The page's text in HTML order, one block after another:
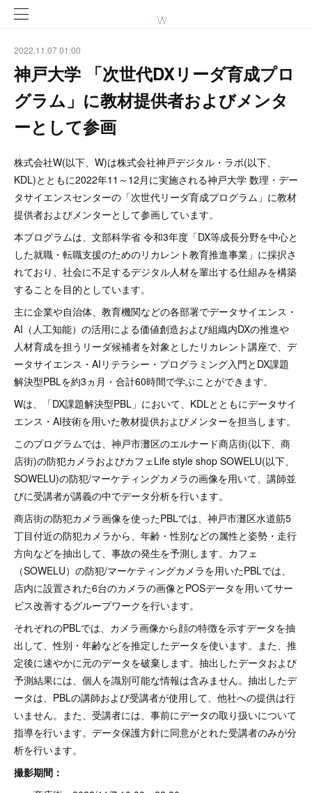
2022.11.07 01:00
神戸大学 「次世代DXリーダ育成プロ
グラム」に教材提供者およびメンタ
ーとして参画
株式会社W(以下、W)は株式会社神戸デジタル・ラボ(以下、
KDL)とともに2022年11～12月に実施される神戸大学 数理・デー
タサイエンスセンターの「次世代リーダ育成プログラム」に教材
提供者およびメンターとして参画しています。
本プログラムは、文部科学省 令和3年度「DX等成長分野を中心と
した就職・転職支援のためのリカレント教育推進事業」に採択さ
れており、社会に不足するデジタル人材を輩出する仕組みを構築
することを目的としています。
主に企業や自治体、教育機関などの各部署でデータサイエンス・
AI（人工知能）の活用による価値創造および組織内DXの推進や
人材育成を担うリーダ候補者を対象としたリカレント講座で、デ
ータサイエンス・AIリテラシー・プログラミング入門とDX課題
解決型PBLを約3ヵ月・合計60時間で学ぶことができます。
Wは、「DX課題解決型PBL」において、KDLとともにデータサイ
エンス・AI技術を用いた教材提供およびメンターを担当します。
このプログラムでは、神戸市灘区のエルナード商店街(以下、商
店街)の防犯カメラおよびカフェLife style shop SOWELU(以下、
SOWELU)の防犯/マーケティングカメラの画像を用いて、講師並
びに受講者が講義の中でデータ分析を行います。
商店街の防犯カメラ画像を使ったPBLでは、神戸市灘区水道筋5
丁目付近の防犯カメラから、年齢・性別などの属性と姿勢・走行
方向などを抽出して、事故の発生を予測します。カフェ
（SOWELU）の防犯/マーケティングカメラを用いたPBLでは、
店内に設置された6台のカメラの画像とPOSデータを用いてサー
ビス改善するグループワークを行います。
それぞれのPBLでは、カメラ画像から顔の特徴を示すデータを抽
出して、性別・年齢などを推定したデータを使います。また、推
定後に速やかに元のデータを破棄します。抽出したデータおよび
予測結果には、個人を識別可能な情報は含みません。抽出したデ
ータは、PBLの講師および受講者が使用して、他社への提供は行
いません。また、受講者には、事前にデータの取り扱いについて
指導を行います。データ保護方針に同意がとれた受講者のみが分
析を行います。
撮影期間：